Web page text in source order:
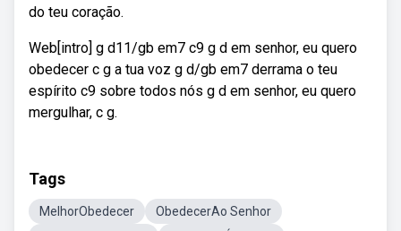
do teu coração.
Web[intro] g d11/gb em7 c9 g d em senhor, eu quero
obedecer c g a tua voz g d/gb em7 derrama o teu
espírito c9 sobre todos nós g d em senhor, eu quero
mergulhar, c g.
Tags
MelhorObedecer
ObedecerAo Senhor